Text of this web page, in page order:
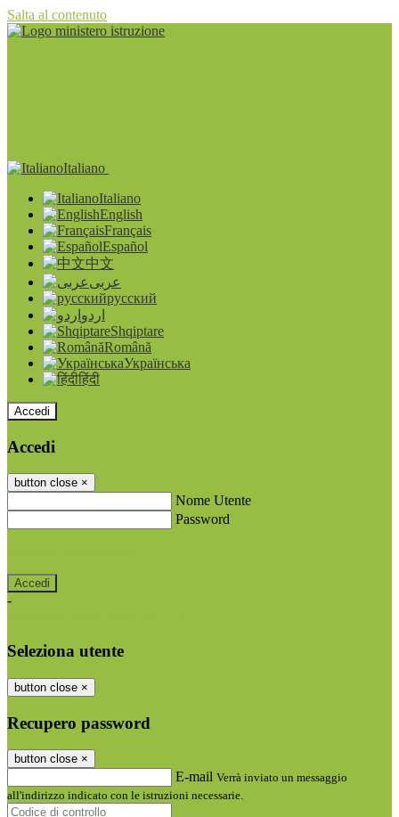
Salta al contenuto
Italiano
Italiano
English
Français
Español
中文
عربى
русский
اردو
Shqiptare
Română
Українська
हिंदी
Accedi
Accedi
button close ×
Nome Utente
Password
-
Seleziona utente
button close ×
Recupero password
button close ×
E-mail Verrà inviato un messaggio
all'indirizzo indicato con le istruzioni necessarie.